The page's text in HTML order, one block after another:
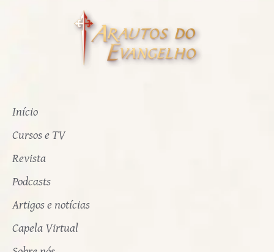
Início
Cursos e TV
Revista
Podcasts
Artigos e notícias
Capela Virtual